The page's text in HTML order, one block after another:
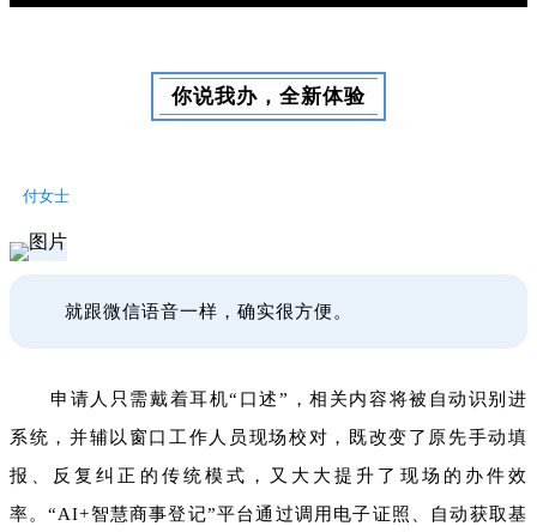
你说我办，全新体验
付女士
就跟微信语音一样，确实很方便。
申请人只需戴着耳机“口述”，相关内容将被自动识别进
系统，并辅以窗口工作人员现场校对，既改变了原先手动填
报、反复纠正的传统模式，又大大提升了现场的办件效
率。“AI+智慧商事登记”平台通过调用电子证照、自动获取基